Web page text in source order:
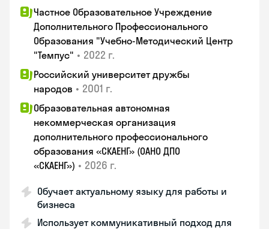
Частное Образовательное Учреждение
Дополнительного Профессионального
Образования "Учебно-Методический Центр
"Темпус" • 2022 г.
Российский университет дружбы
народов • 2001 г.
Образовательная автономная
некоммерческая организация
дополнительного профессионального
образования «СКАЕНГ» (ОАНО ДПО
«СКАЕНГ») • 2026 г.
Обучает актуальному языку для работы и
бизнеса
Использует коммуникативный подход для